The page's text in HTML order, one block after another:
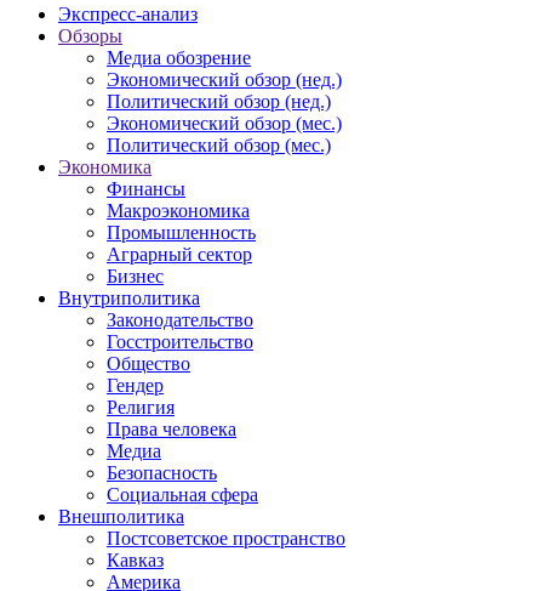
Экспресс-анализ
Обзоры
Медиа обозрение
Экономический обзор (нед.)
Политический обзор (нед.)
Экономический обзор (мес.)
Политический обзор (мес.)
Экономика
Финансы
Макроэкономика
Промышленность
Аграрный сектор
Бизнес
Внутриполитика
Законодательство
Госстроительство
Общество
Гендер
Религия
Права человека
Медиа
Безопасность
Социальная сфера
Внешполитика
Постсоветское пространство
Кавказ
Америка